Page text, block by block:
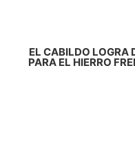
EL CABILDO LOGRA
PARA EL HIERRO